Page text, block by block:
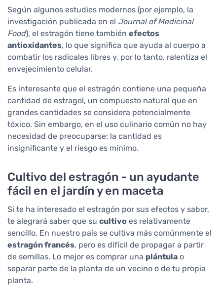
Según algunos estudios modernos (por ejemplo, la
investigación publicada en el Journal of Medicinal
Food), el estragón tiene también efectos
antioxidantes, lo que significa que ayuda al cuerpo a
combatir los radicales libres y, por lo tanto, ralentiza el
envejecimiento celular.
Es interesante que el estragón contiene una pequeña
cantidad de estragol, un compuesto natural que en
grandes cantidades se considera potencialmente
tóxico. Sin embargo, en el uso culinario común no hay
necesidad de preocuparse: la cantidad es
insignificante y el riesgo es mínimo.
Cultivo del estragón - un ayudante
fácil en el jardín y en maceta
Si te ha interesado el estragón por sus efectos y sabor,
te alegrará saber que su cultivo es relativamente
sencillo. En nuestro país se cultiva más comúnmente el
estragón francés, pero es difícil de propagar a partir
de semillas. Lo mejor es comprar una plántula o
separar parte de la planta de un vecino o de tu propia
planta.